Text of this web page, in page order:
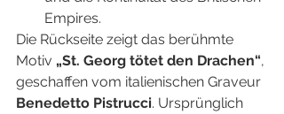
Empires.
Die Rückseite zeigt das berühmte
Motiv „St. Georg tötet den Drachen“,
geschaffen vom italienischen Graveur
Benedetto Pistrucci. Ursprünglich